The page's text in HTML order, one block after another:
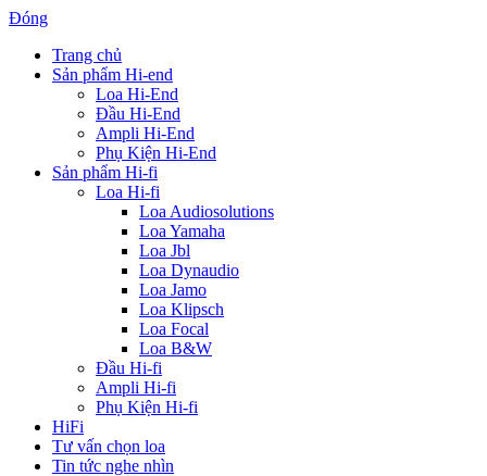
Đóng
Trang chủ
Sản phẩm Hi-end
Loa Hi-End
Đầu Hi-End
Ampli Hi-End
Phụ Kiện Hi-End
Sản phẩm Hi-fi
Loa Hi-fi
Loa Audiosolutions
Loa Yamaha
Loa Jbl
Loa Dynaudio
Loa Jamo
Loa Klipsch
Loa Focal
Loa B&W
Đầu Hi-fi
Ampli Hi-fi
Phụ Kiện Hi-fi
HiFi
Tư vấn chọn loa
Tin tức nghe nhìn